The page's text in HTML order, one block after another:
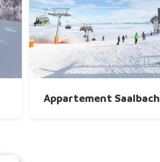
Appartement Saalbach